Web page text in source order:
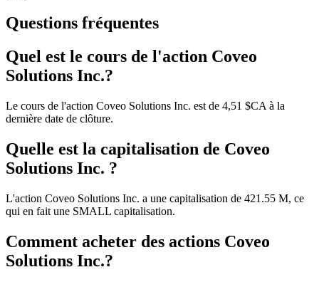
Questions fréquentes
Quel est le cours de l'action Coveo
Solutions Inc.?
Le cours de l'action Coveo Solutions Inc. est de 4,51 $CA à la
dernière date de clôture.
Quelle est la capitalisation de Coveo
Solutions Inc. ?
L'action Coveo Solutions Inc. a une capitalisation de 421.55 M, ce
qui en fait une SMALL capitalisation.
Comment acheter des actions Coveo
Solutions Inc.?